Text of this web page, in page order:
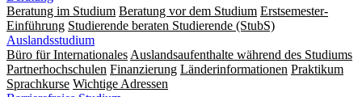
Beratung im Studium Beratung vor dem Studium Erstsemester-
Einführung Studierende beraten Studierende (StubS)
Auslandsstudium
Büro für Internationales Auslandsaufenthalte während des Studiums
Partnerhochschulen Finanzierung Länderinformationen Praktikum
Sprachkurse Wichtige Adressen